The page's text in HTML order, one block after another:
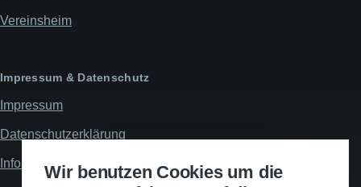
Wir benutzen Cookies um die
Vereinsheim
Impressum & Datenschutz
Impressum
Datenschutzerklärung
Informationspflichten